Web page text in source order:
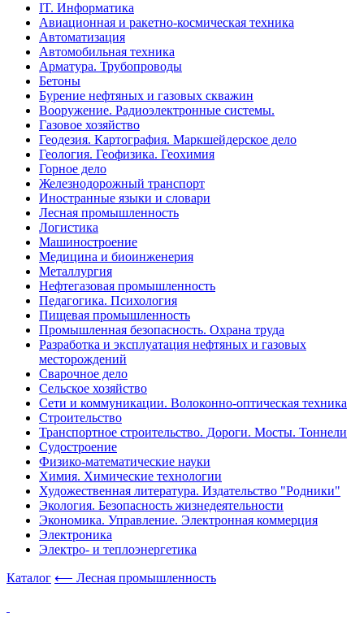
IT. Информатика
Авиационная и ракетно-космическая техника
Автоматизация
Автомобильная техника
Арматура. Трубопроводы
Бетоны
Бурение нефтяных и газовых скважин
Вооружение. Радиоэлектронные системы.
Газовое хозяйство
Геодезия. Картография. Маркшейдерское дело
Геология. Геофизика. Геохимия
Горное дело
Железнодорожный транспорт
Иностранные языки и словари
Лесная промышленность
Логистика
Машиностроение
Медицина и биоинженерия
Металлургия
Нефтегазовая промышленность
Педагогика. Психология
Пищевая промышленность
Промышленная безопасность. Охрана труда
Разработка и эксплуатация нефтяных и газовых
месторождений
Сварочное дело
Сельское хозяйство
Сети и коммуникации. Волоконно-оптическая техника
Строительство
Транспортное строительство. Дороги. Мосты. Тоннели
Судостроение
Физико-математические науки
Химия. Химические технологии
Художественная литература. Издательство "Родники"
Экология. Безопасность жизнедеятельности
Экономика. Управление. Электронная коммерция
Электроника
Электро- и теплоэнергетика
Каталог ⟵ Лесная промышленность